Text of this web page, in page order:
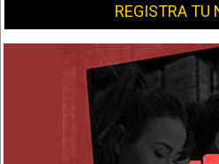
REGISTRA TU